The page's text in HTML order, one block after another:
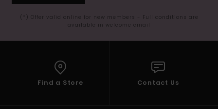
(*) Offer valid online for new members - Full conditions are
available in welcome email
Find a Store Contact Us